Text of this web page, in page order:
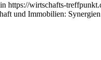
https://wirtschafts-
und Immobilien: